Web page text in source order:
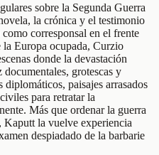
sobre la Segunda Guerra
la crónica y el testimonio
corresponsal en el frente
Europa ocupada, Curzio
donde la devastación
grotescas y
paisajes arrasados
para retratar la
Más que ordenar la guerra
Kaputt la vuelve experiencia
despiadado de la barbarie